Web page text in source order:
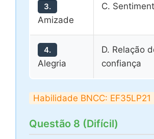
3.
Amizade
C.
4.
Alegria
D. Relação
confiança
Habilidade BNCC: EF35LP21
Questão 8 (Difícil)